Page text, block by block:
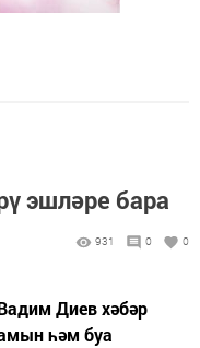
эшләре бара
931 0 0
Диев хәбәр
һәм буа